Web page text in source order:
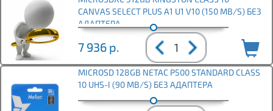
CANVAS SELECT PLUS A1 U1 V10 (150 MB/S) БЕЗ
АДАПТЕРА
7 936 р.
MICROSD 128GB NETAC P500 STANDARD CLASS
10 UHS-I (90 MB/S) БЕЗ АДАПТЕРА